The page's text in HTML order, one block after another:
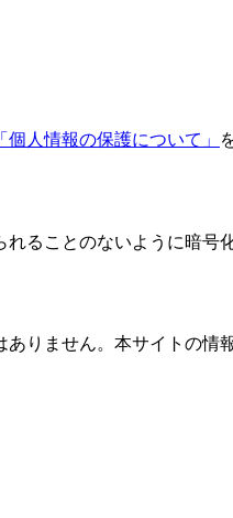
個人情報の保護について」
ることのないように暗号
りません。本サイトの情